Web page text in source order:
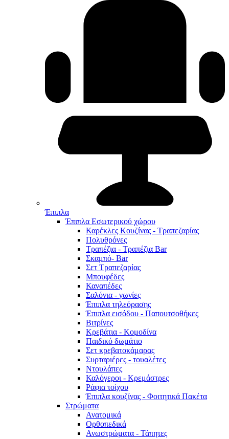
Έπιπλα
Έπιπλα Εσωτερικού χώρου
Καρέκλες Κουζίνας - Τραπεζαρίας
Πολυθρόνες
Τραπέζια - Τραπέζια Bar
Σκαμπό- Bar
Σετ Τραπεζαρίας
Μπουφέδες
Καναπέδες
Σαλόνια - γωνίες
Έπιπλα τηλεόρασης
Έπιπλα εισόδου - Παπουτσοθήκες
Βιτρίνες
Κρεβάτια - Κομοδίνα
Παιδικό δωμάτιο
Σετ κρεβατοκάμαρας
Συρταριέρες - τουαλέτες
Ντουλάπες
Καλόγεροι - Κρεμάστρες
Ράφια τοίχου
Έπιπλα κουζίνας - Φοιτητικά Πακέτα
Στρώματα
Ανατομικά
Ορθοπεδικά
Ανωστρώματα - Τάπητες